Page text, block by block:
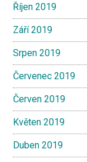
Říjen 2019
Září 2019
Srpen 2019
Červenec 2019
Červen 2019
Květen 2019
Duben 2019